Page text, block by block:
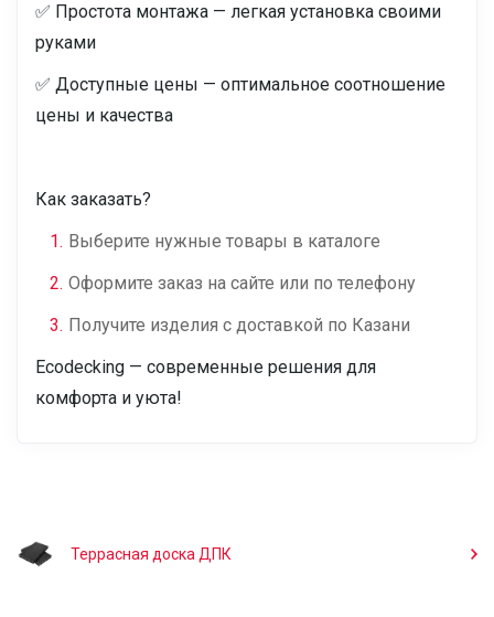
✅ Простота монтажа — легкая установка своими
руками
✅ Доступные цены — оптимальное соотношение
цены и качества
Как заказать?
Выберите нужные товары в каталоге
Оформите заказ на сайте или по телефону
Получите изделия с доставкой по Казани
Ecodecking — современные решения для
комфорта и уюта!
Террасная доска ДПК